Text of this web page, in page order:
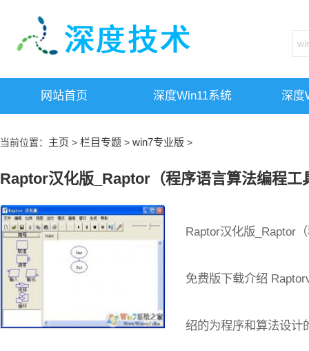
网站首页 深度win11系统 深度
当前位置： 主页 > 栏目专题 > win7专业版 >
Raptor汉化版_Raptor（程序语言算法编程工
Raptor汉化版_Raptor
免费版下载介绍
绍的为程序和算法设计